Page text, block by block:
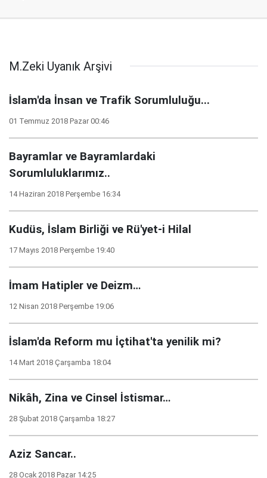
M.Zeki Uyanık Arşivi
İslam'da İnsan ve Trafik Sorumluluğu...
01 Temmuz 2018 Pazar 00:46
Bayramlar ve Bayramlardaki
Sorumluluklarımız..
14 Haziran 2018 Perşembe 16:34
Kudüs, İslam Birliği ve Rü'yet-i Hilal
17 Mayıs 2018 Perşembe 19:40
İmam Hatipler ve Deizm…
12 Nisan 2018 Perşembe 19:06
İslam'da Reform mu İçtihat'ta yenilik mi?
14 Mart 2018 Çarşamba 18:04
Nikâh, Zina ve Cinsel İstismar…
28 Şubat 2018 Çarşamba 18:27
Aziz Sancar..
28 Ocak 2018 Pazar 14:25